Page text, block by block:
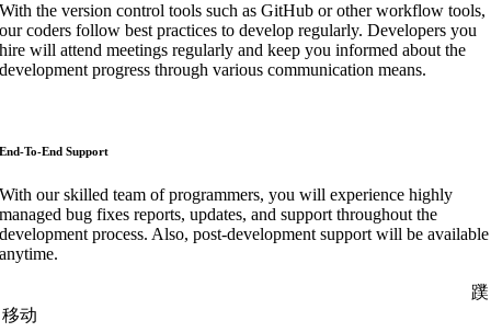
With the version control tools such as GitHub or other workflow tools,
our coders follow best practices to develop regularly. Developers you
hire will attend meetings regularly and keep you informed about the
development progress through various communication means.
End-To-End Support
With our skilled team of programmers, you will experience highly
managed bug fixes reports, updates, and support throughout the
development process. Also, post-development support will be available
anytime.
蹼
移动